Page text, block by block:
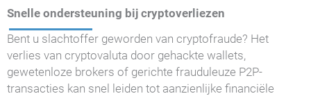
Snelle ondersteuning bij cryptoverliezen
Bent u slachtoffer geworden van cryptofraude? Het
verlies van cryptovaluta door gehackte wallets,
gewetenloze brokers of gerichte frauduleuze P2P-
transacties kan snel leiden tot aanzienlijke financiële